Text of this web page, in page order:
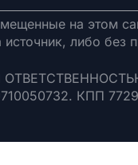
на этом
либо без
КПП